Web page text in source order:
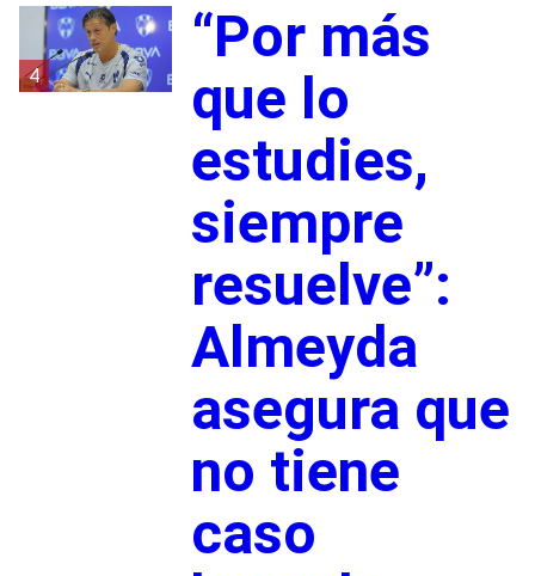
4
“Por más
que lo
estudies,
siempre
resuelve”:
Almeyda
asegura que
no tiene
caso